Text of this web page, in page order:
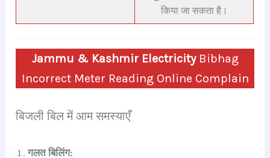
किया जा सकता है।
Jammu & Kashmir Electricity Bibhag
Incorrect Meter Reading Online Complain
बिजली बिल में आम समस्याएँ
गलत बिलिंग: